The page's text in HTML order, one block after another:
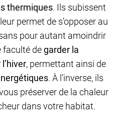
thermiques. Ils subissent
permet de s’opposer au
pour autant amoindrir
faculté degarder la
, permettant ainsi de
. À l’inverse, ils
préserver de la chaleur
dans votre habitat.